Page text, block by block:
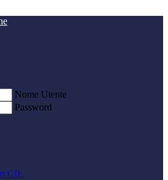
Nome Utente
Password
CIE